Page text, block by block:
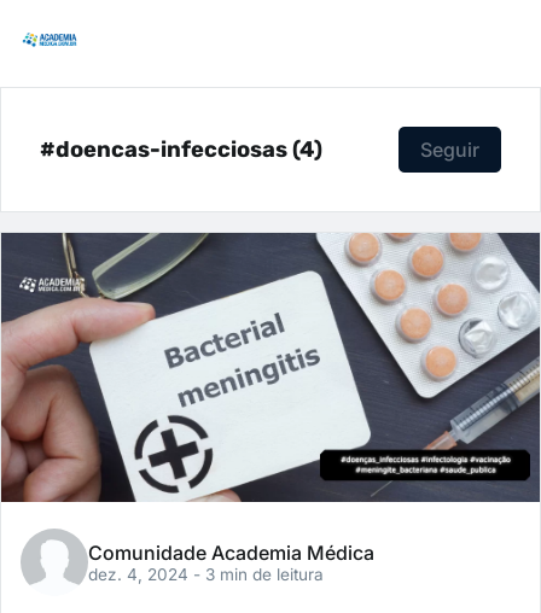
#doencas-infecciosas (4) Seguir
Comunidade Academia Médica
dez. 4, 2024 - 3 min de leitura